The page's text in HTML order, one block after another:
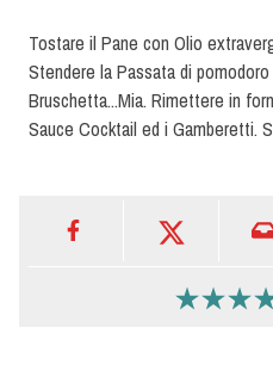
Tostare il Pane con Olio
Stendere la Passata di
Bruschetta...Mia. Rimettere in
Sauce Cocktail ed i Gamberetti.